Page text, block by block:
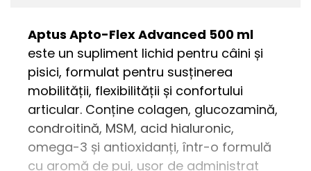
Aptus Apto-Flex Advanced 500 ml
este un supliment lichid pentru câini și
pisici, formulat pentru susținerea
mobilității, flexibilității și confortului
articular. Conține colagen, glucozamină,
condroitină, MSM, acid hialuronic,
omega-3 și antioxidanți, într-o formulă
cu aromă de pui, ușor de administrat